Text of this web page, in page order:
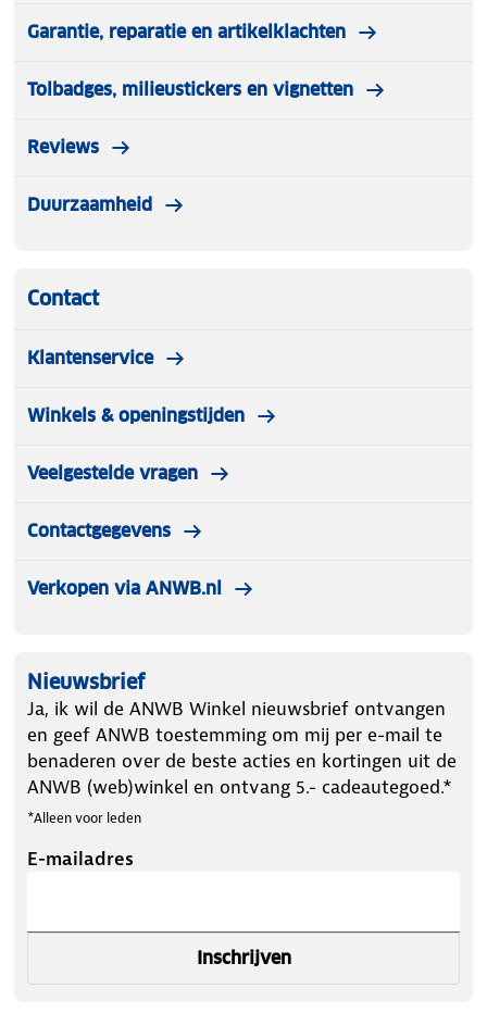
Garantie, reparatie en artikelklachten
Tolbadges, milieustickers en vignetten
Reviews
Duurzaamheid
Contact
Klantenservice
Winkels & openingstijden
Veelgestelde vragen
Contactgegevens
Verkopen via ANWB.nl
Nieuwsbrief
Ja, ik wil de ANWB Winkel nieuwsbrief ontvangen
en geef ANWB toestemming om mij per e-mail te
benaderen over de beste acties en kortingen uit de
ANWB (web)winkel en ontvang 5.- cadeautegoed.*
*Alleen voor leden
E-mailadres
Inschrijven